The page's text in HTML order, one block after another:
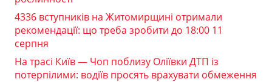
4336 вступників на Житомирщині отримали
рекомендації: що треба зробити до 18:00 11
серпня
На трасі Київ — Чоп поблизу Оліївки ДТП із
потерпілими: водіїв просять врахувати обмеження